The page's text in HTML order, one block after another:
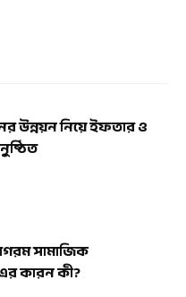
উন্নয়ন নিয়ে ইফতার ও
সামাজিক
কারন কী?